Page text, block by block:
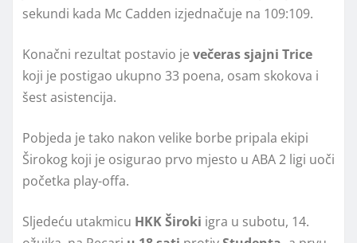
sekundi kada Mc Cadden izjednačuje na 109:109.
Konačni rezultat postavio je večeras sjajni Trice
koji je postigao ukupno 33 poena, osam skokova i
šest asistencija.
Pobjeda je tako nakon velike borbe pripala ekipi
Širokog koji je osigurao prvo mjesto u ABA 2 ligi uoči
početka play-offa.
Sljedeću utakmicu HKK Široki igra u subotu, 14.